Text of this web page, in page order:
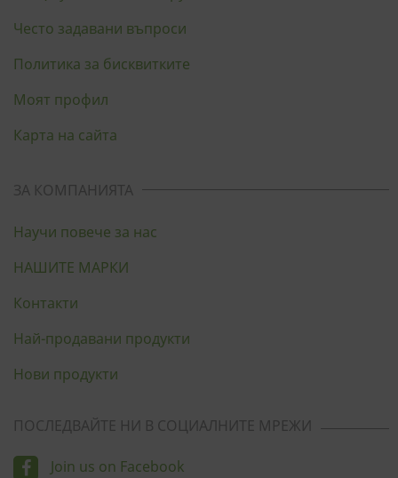
Често задавани въпроси
Политика за бисквитките
Моят профил
Карта на сайта
ЗА КОМПАНИЯТА
Научи повече за нас
НАШИТЕ МАРКИ
Контакти
Най-продавани продукти
Нови продукти
ПОСЛЕДВАЙТЕ НИ В СОЦИАЛНИТЕ МРЕЖИ
Join us on Facebook
СТАТИСТИЧЕСКИ
МАРКЕТИНГOВИ